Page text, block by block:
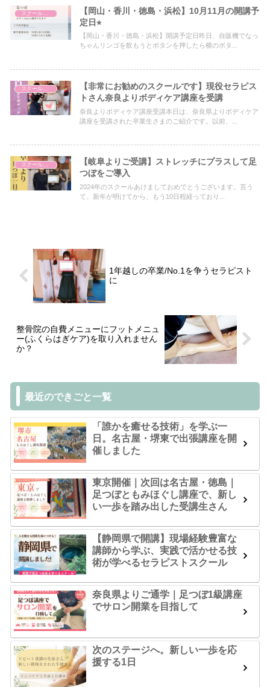
スクールについて
【岡山・香川・徳島・浜松】10月11月の開講予
定日⭐︎
【岡山・香川・徳島・浜松】開講予定日昨日、自販機でなっ
ちゃんリンゴを飲もうとボタンを押したら横のボタ...
スクールについて
【非常にお勧めのスクールです】現役セラピス
トさん奈良よりボディケア講座を受講
奈良よりボディケア講座受講本日は、奈良県よりボディケア
講座を受講された卒業生さまのご紹介です。以前、...
【岐阜よりご受講】ストレッチにプラスして足
つぼをご導入
2024年のスクールあけましておめでとうございます。言う
て、新年が明けてから、もう10日程経っており...
1年越しの卒業/No.1を争うセラピスト
に
整骨院の自費メニューにフットメニュ
ー(ふくらはぎケア)を取り入れません
か？
最近のできごと一覧
「誰かを癒せる技術」を学ぶ一
日。名古屋・堺東で出張講座を開
催しました
東京開催｜次回は名古屋・徳島｜
足つぼともみほぐし講座で、新し
い一歩を踏み出した受講生さん
【静岡県で開講】現場経験豊富な
講師から学ぶ、実践で活かせる技
術が学べるセラピストスクール
奈良県よりご通学｜足つぼ1級講座
でサロン開業を目指して
次のステージへ。新しい一歩を応
援する1日